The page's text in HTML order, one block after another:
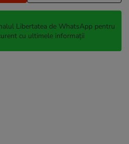
Libertatea de WhatsApp pentru
cu ultimele informații